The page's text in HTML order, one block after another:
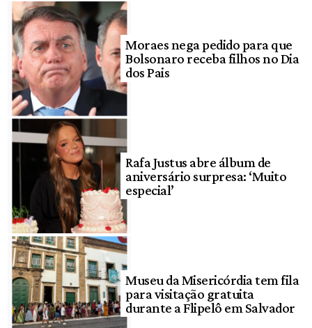
Moraes nega pedido para que
Bolsonaro receba filhos no Dia
dos Pais
Rafa Justus abre álbum de
aniversário surpresa: ‘Muito
especial’
Museu da Misericórdia tem fila
para visitação gratuita
durante a Flipelô em Salvador